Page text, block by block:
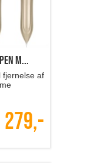
m...
fjernelse af
279,-